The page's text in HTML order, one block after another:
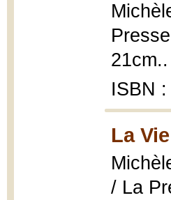
21cm..
ISBN
La
/ La